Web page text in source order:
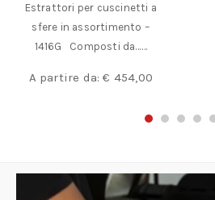
Estrattori per cuscinetti a
sfere in assortimento –
1416G Composti da……
A partire da:€ 454,00